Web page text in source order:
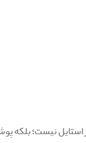
نیست؛ بلکه